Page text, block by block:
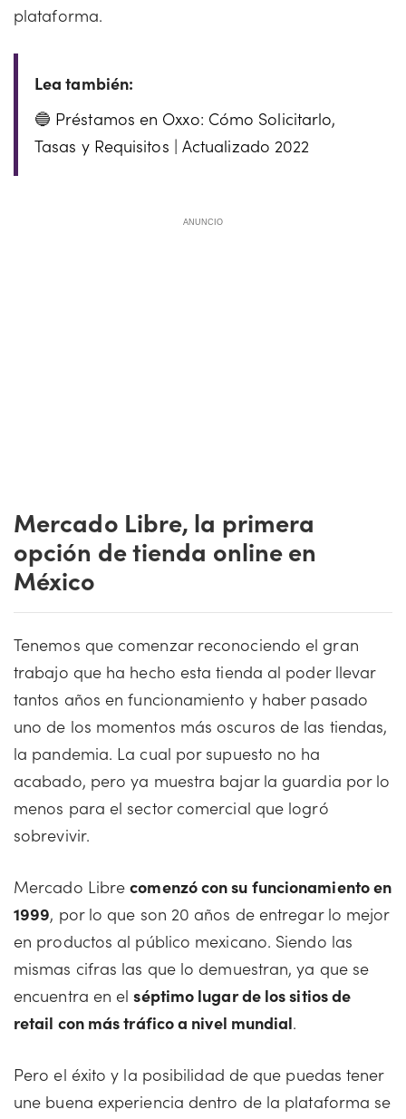
plataforma.
Préstamos en Oxxo: Cómo Solicitarlo,
Tasas y Requisitos | Actualizado 2022
ANUNCIO
Mercado Libre, la primera
opción de tienda online en
México
Tenemos que comenzar reconociendo el gran
trabajo que ha hecho esta tienda al poder llevar
tantos años en funcionamiento y haber pasado
uno de los momentos más oscuros de las tiendas,
la pandemia. La cual por supuesto no ha
acabado, pero ya muestra bajar la guardia por lo
menos para el sector comercial que logró
sobrevivir.
Mercado Librecomenzó con su funcionamiento en
1999, por lo que son 20 años de entregar lo mejor
en productos al público mexicano. Siendo las
mismas cifras las que lo demuestran, ya que se
encuentra en elséptimo lugar de los sitios de
retail con más tráfico a nivel mundial.
Pero el éxito y la posibilidad de que puedas tener
une buena experiencia dentro de la plataforma se